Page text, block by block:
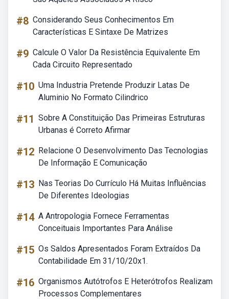
#8 Considerando Seus Conhecimentos Em
Características E Sintaxe De Matrizes
#9 Calcule O Valor Da Resistência Equivalente Em
Cada Circuito Representado
#10 Uma Industria Pretende Produzir Latas De
Aluminio No Formato Cilindrico
#11 Sobre A Constituição Das Primeiras Estruturas
Urbanas é Correto Afirmar
#12 Relacione O Desenvolvimento Das Tecnologias
De Informação E Comunicação
#13 Nas Teorias Do Currículo Há Muitas Influências
De Diferentes Ideologias
#14 A Antropologia Fornece Ferramentas
Conceituais Importantes Para Análise
#15 Os Saldos Apresentados Foram Extraídos Da
Contabilidade Em 31/10/20x1.
#16 Organismos Autótrofos E Heterótrofos Realizam
Processos Complementares